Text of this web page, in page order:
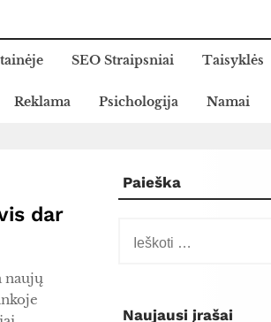
SEO Straipsniai Taisyklės
Reklama Psichologija Namai
dar
naujų
Paieška
Naujausi įrašai